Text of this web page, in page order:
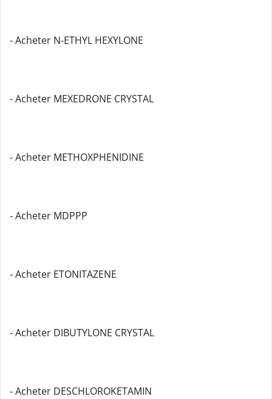
- Acheter N-ETHYL HEXYLONE
- Acheter MEXEDRONE CRYSTAL
- Acheter METHOXPHENIDINE
- Acheter MDPPP
- Acheter ETONITAZENE
- Acheter DIBUTYLONE CRYSTAL
- Acheter DESCHLOROKETAMIN